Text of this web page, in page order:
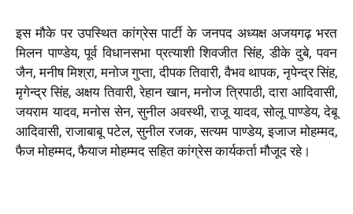
इस मौके पर उपस्थित कांग्रेस पार्टी के जनपद अध्यक्ष अजयगढ़ भरत
मिलन पाण्डेय, पूर्व विधानसभा प्रत्याशी शिवजीत सिंह, डीके दुबे, पवन
जैन, मनीष मिश्रा, मनोज गुप्ता, दीपक तिवारी, वैभव थापक, नृपेन्द्र सिंह,
मृगेन्द्र सिंह, अक्षय तिवारी, रेहान खान, मनोज त्रिपाठी, दारा आदिवासी,
जयराम यादव, मनोस सेन, सुनील अवस्थी, राजू यादव, सोलू पाण्डेय, देबू
आदिवासी, राजाबाबू पटेल, सुनील रजक, सत्यम पाण्डेय, इजाज मोहम्मद,
फैज मोहम्मद, फैयाज मोहम्मद सहित कांग्रेस कार्यकर्ता मौजूद रहे।